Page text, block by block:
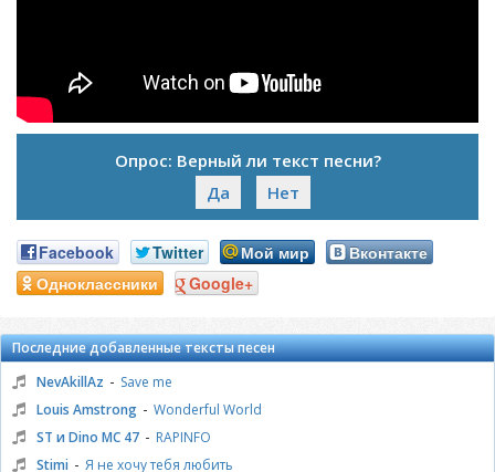
Опрос: Верный ли текст песни?
Да
Нет
Facebook Twitter Мой мир
Вконтакте
Одноклассники
Google+
Последние добавленные тексты песен
NevAkillAz - Save me
Louis Amstrong - Wonderful World
ST и Dino MC 47 - RAPINFO
Stimi - Я не хочу тебя любить